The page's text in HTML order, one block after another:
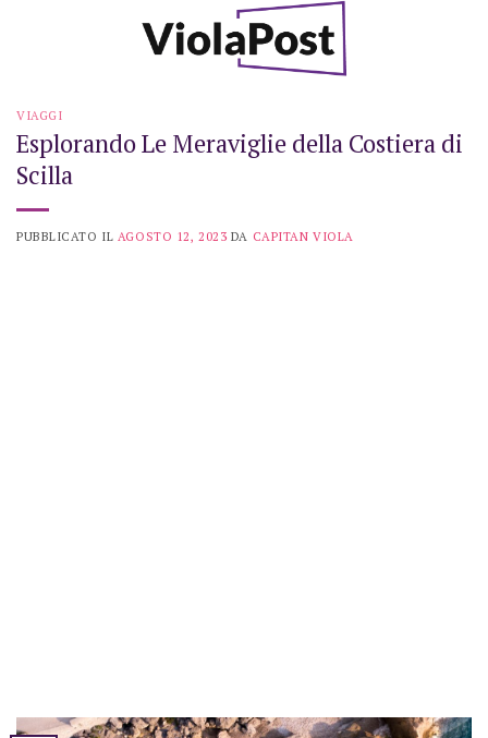
VIAGGI
Esplorando Le Meraviglie della Costiera di
Scilla
PUBBLICATO IL AGOSTO 12, 2023 DA CAPITAN VIOLA